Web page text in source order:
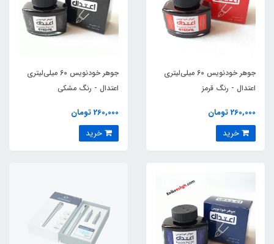
جوهر خودنویس 60 میلی‌لیتری
اعتدال - رنگ قرمز
260,000 تومان
جوهر خودنویس 60 میلی‌لیتری
اعتدال - رنگ مشکی
260,000 تومان